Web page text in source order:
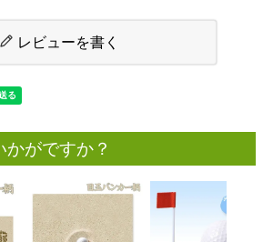
レビューを書く
かがですか？